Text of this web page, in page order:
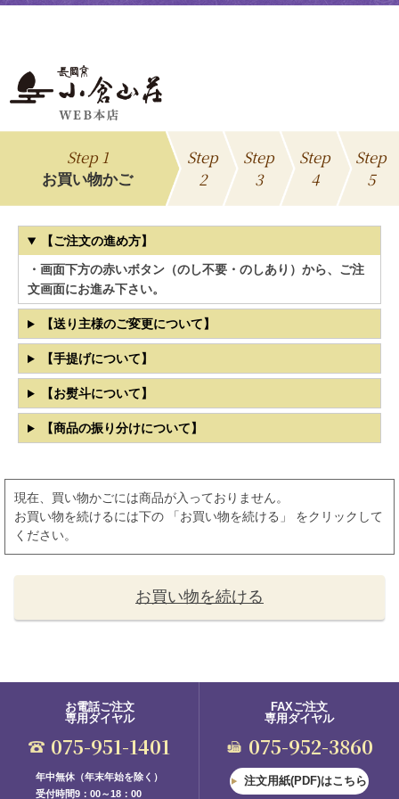
Step 1
お買い物かご
Step
2
Step
3
Step
4
Step
5
【ご注文の進め方】
・画面下方の赤いボタン（のし不要・のしあり）から、ご注
文画面にお進み下さい。
【送り主様のご変更について】
【手提げについて】
【お熨斗について】
【商品の振り分けについて】
現在、買い物かごには商品が入っておりません。
お買い物を続けるには下の 「お買い物を続ける」 をクリックして
ください。
お買い物を続ける
お電話ご注文
専用ダイヤル
075-951-1401
年中無休（年末年始を除く）
受付時間9：00～18：00
FAXご注文
専用ダイヤル
075-952-3860
注文用紙(PDF)はこちら